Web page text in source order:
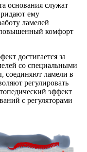
основания служат
ему
ламелей
комфорт
достигается за
со специальными
соединяют ламели в
регулировать
эффект
с регуляторами